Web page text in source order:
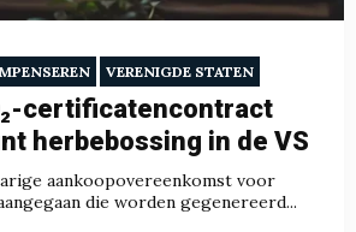
VERENIGDE STATEN
certificatencontract
herbebossing in de VS
aankoopovereenkomst voor
die worden gegenereerd...